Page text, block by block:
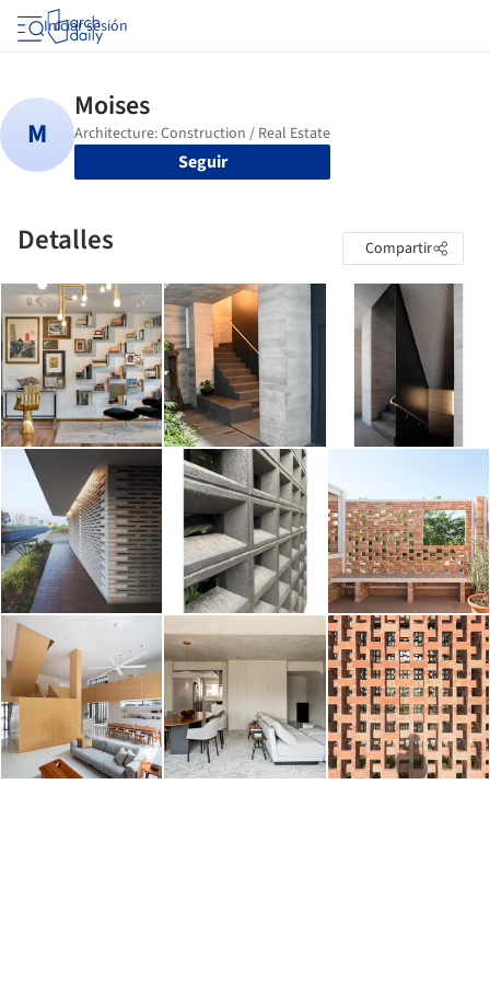
Iniciar sesión
Seguir
Detalles Compartir